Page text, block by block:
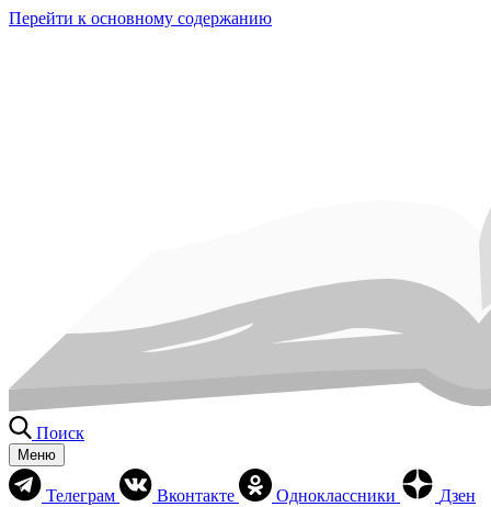
Перейти к основному содержанию
Поиск
Меню
Телеграм Вконтакте Одноклассники
Дзен